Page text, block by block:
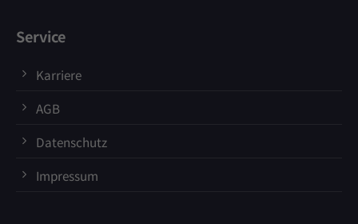
Service
Karriere
AGB
Datenschutz
Impressum